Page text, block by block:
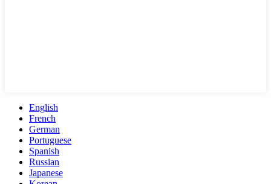
English
French
German
Portuguese
Spanish
Russian
Japanese